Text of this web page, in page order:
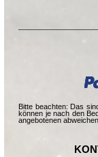
Bitte beachten: Das
können je nach den
angebotenen abweichen.